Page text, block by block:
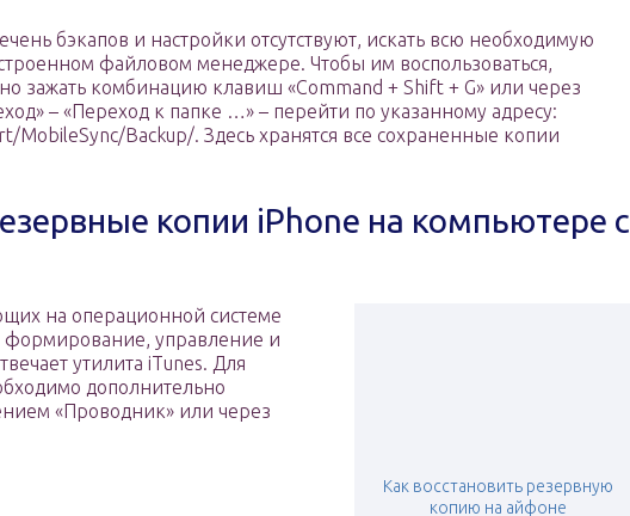
бэкапов и настройки отсутствуют, искать всю необходимую
файловом менеджере. Чтобы им воспользоваться,
зажать комбинацию клавиш «Command + Shift + G» или через
– «Переход к папке …» – перейти по указанному адресу:
MobileSync/Backup/. Здесь хранятся все сохраненные копии
копии iPhone на компьютере с
Как восстановить резервную
копию на айфоне
на операционной системе
формирование, управление и
утилита iTunes. Для
дополнительно
«Проводник» или через